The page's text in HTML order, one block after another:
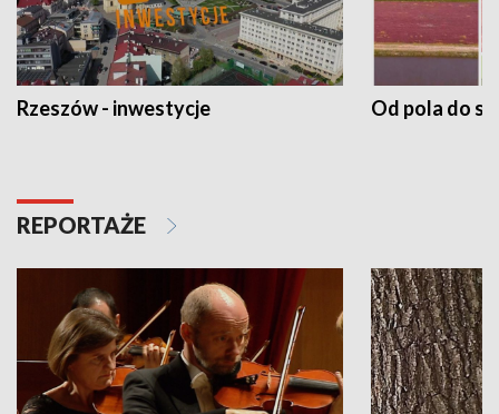
Rzeszów - inwestycje Od pola do
REPORTAŻE